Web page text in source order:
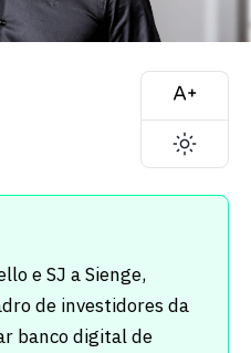
e SJ a Sienge,
de investidores da
banco digital de